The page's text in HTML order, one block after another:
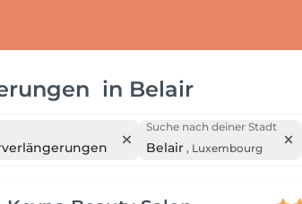
in Belair
Suche nach deiner Stadt
Belair, Luxembourg